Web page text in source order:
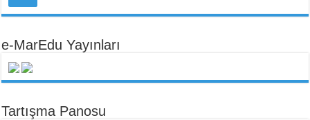
e-MarEdu Yayınları
Tartışma Panosu